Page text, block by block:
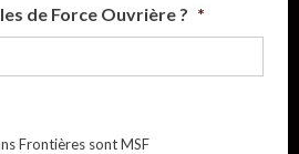
de Force Ouvrière ? *
Frontières sont MSF